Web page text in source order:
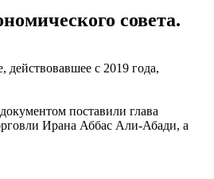
совета.
с 2019 года,
поставили глава
Ирана Аббас Али-Абади, а